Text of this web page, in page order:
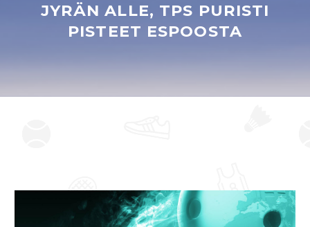
JYRÄN ALLE, TPS PURISTI
PISTEET ESPOOSTA